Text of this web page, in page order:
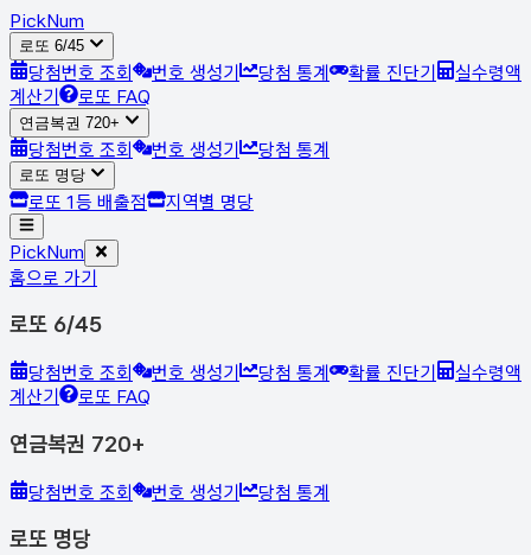
PickNum
로또 6/45
당첨번호 조회 번호 생성기 당첨 통계 확률 진단기
실수령액
계산기
로또 FAQ
연금복권 720+
당첨번호 조회 번호 생성기 당첨 통계
로또 명당
로또 1등 배출점 지역별 명당
PickNum
홈으로 가기
로또 6/45
당첨번호 조회 번호 생성기 당첨 통계 확률 진단기
실수령액
계산기
로또 FAQ
연금복권 720+
당첨번호 조회 번호 생성기 당첨 통계
로또 명당